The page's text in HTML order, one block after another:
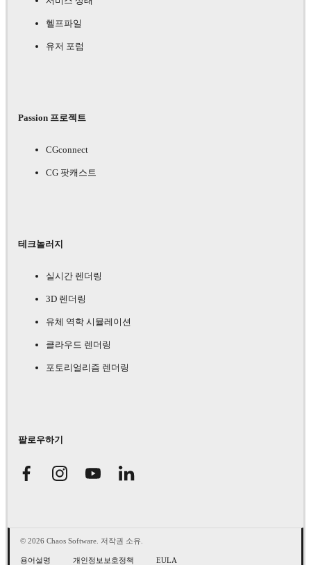
헬프파일
유저 포럼
Passion 프로젝트
CGconnect
CG 팟캐스트
테크놀러지
실시간 렌더링
3D 렌더링
유체 역학 시뮬레이션
클라우드 렌더링
포토리얼리즘 렌더링
팔로우하기
© 2026 Chaos Software. 저작권 소유.
용어설명 개인정보보호정책 EULA